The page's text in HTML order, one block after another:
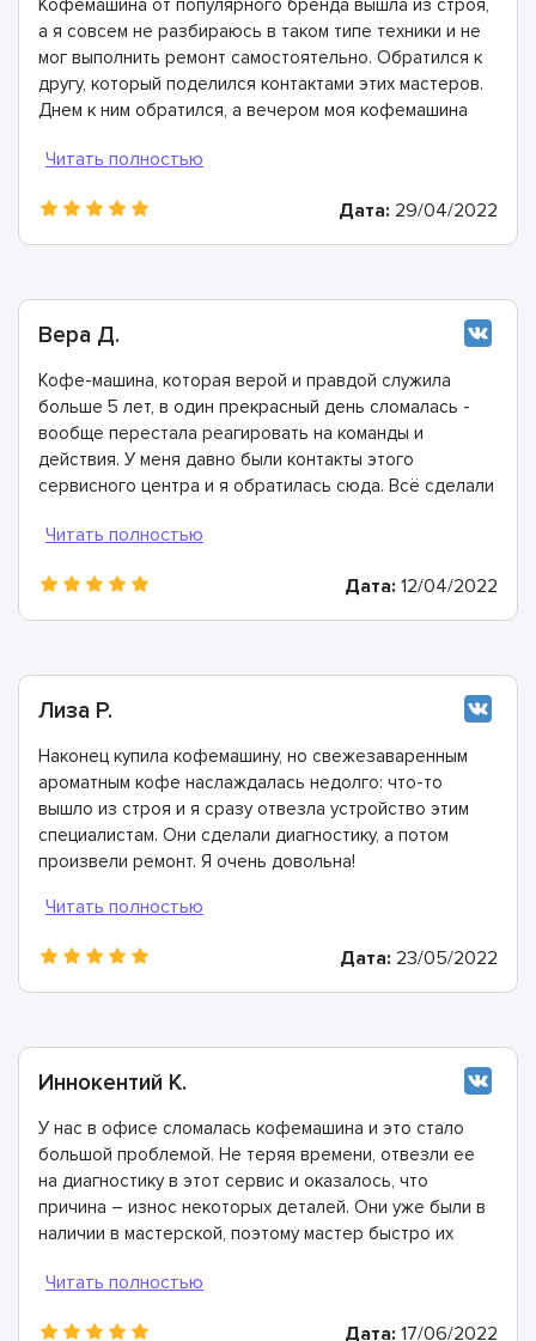
а я совсем не разбираюсь в таком типе техники и не
мог выполнить ремонт самостоятельно. Обратился к
другу, который поделился контактами этих мастеров.
Днем к ним обратился, а вечером моя кофемашина
Дата: 29/04/2022
Вера Д.
Кофе-машина, которая верой и правдой служила
больше 5 лет, в один прекрасный день сломалась -
вообще перестала реагировать на команды и
действия. У меня давно были контакты этого
сервисного центра и я обратилась сюда. Всё сделали
Конечно же рекомендую этих мастеров!
Дата: 12/04/2022
Лиза Р.
Наконец купила кофемашину, но свежезаваренным
ароматным кофе наслаждалась недолго: что-то
вышло из строя и я сразу отвезла устройство этим
специалистам. Они сделали диагностику, а потом
произвели ремонт. Я очень довольна!
Дата: 23/05/2022
Иннокентий К.
У нас в офисе сломалась кофемашина и это стало
большой проблемой. Не теряя времени, отвезли ее
на диагностику в этот сервис и оказалось, что
причина – износ некоторых деталей. Они уже были в
наличии в мастерской, поэтому мастер быстро их
Дата: 17/06/2022